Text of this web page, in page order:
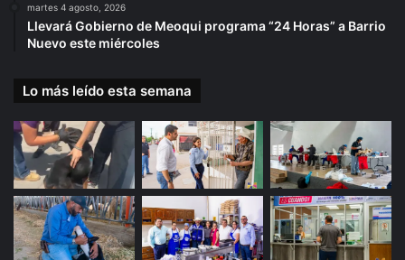
martes 4 agosto, 2026
Llevará Gobierno de Meoqui programa “24 Horas” a Barrio
Nuevo este miércoles
Lo más leído esta semana